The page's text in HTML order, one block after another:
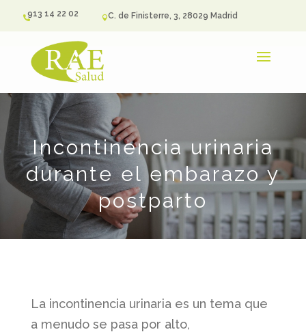
913 14 22 02 C. de Finisterre, 3, 28029 Madrid
Incontinencia urinaria
durante el embarazo y
postparto
La incontinencia urinaria es un tema que
a menudo se pasa por alto,